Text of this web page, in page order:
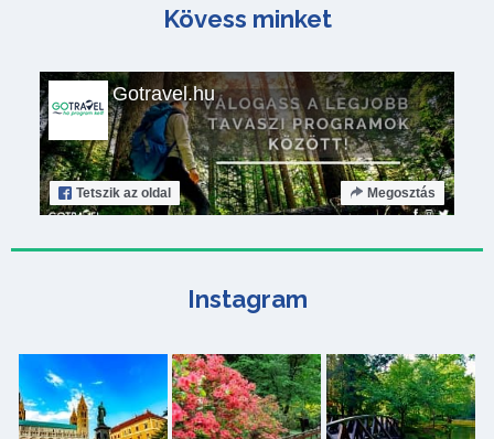
Kövess minket
Gotravel.hu
Tetszik az oldal Megosztás
Instagram